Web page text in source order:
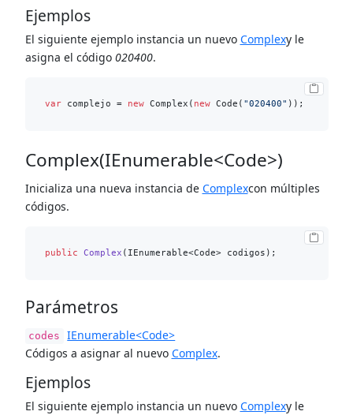
Ejemplos
El siguiente ejemplo instancia un nuevo Complexy le
asigna el código 020400.
var complejo = new Complex( new Code( "020400"
Complex(IEnumerable<Code>)
Inicializa una nueva instancia de Complexcon múltiples
códigos.
public Complex ( IEnumerable<Code> codigos )
Parámetros
codes
IEnumerable<Code>
Códigos a asignar al nuevo Complex.
Ejemplos
El siguiente ejemplo instancia un nuevo Complexy le